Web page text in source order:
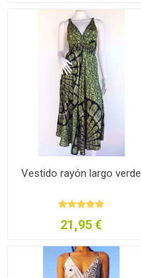
Vestido rayón largo verde
21,95 €